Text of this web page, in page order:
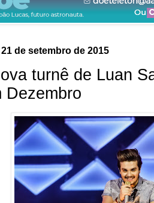
de setembro de 2015
turnê de Luan
Dezembro